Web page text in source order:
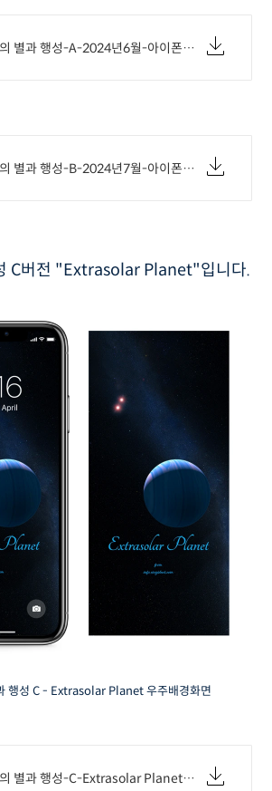
03-두 개의 별과 행성-A-2024년6월-아이폰배경화면.png
03-두 개의 별과 행성-B-2024년7월-아이폰배경화면.png
C버전 "Extrasolar Planet"입니다.
행성 C - Extrasolar Planet 우주배경화면
03-두 개의 별과 행성-C-Extrasolar Planet-우주배경화면.png